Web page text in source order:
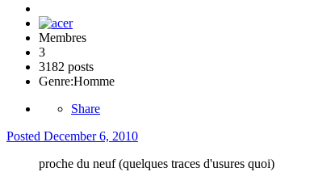
Membres
3
3182 posts
Genre:Homme
Share
Posted December 6, 2010
proche du neuf (quelques traces d'usures quoi)